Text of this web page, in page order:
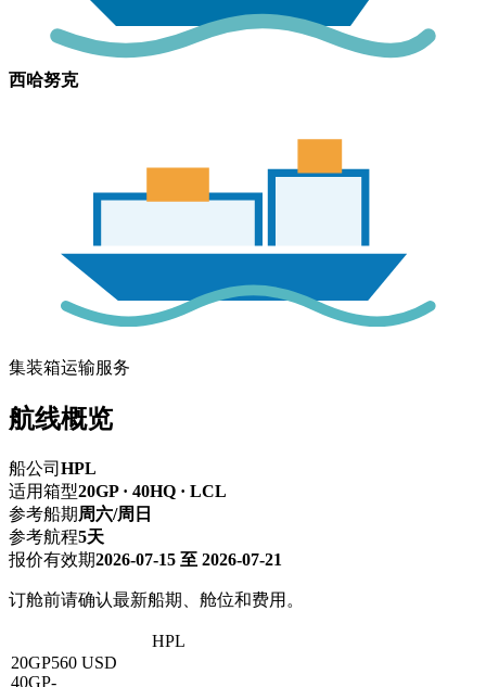
西哈努克
集装箱运输服务
航线概览
船公司 HPL
适用箱型20GP · 40HQ · LCL
参考船期 周六/周日
参考航程5天
报价有效期2026-07-15 至 2026-07-21
订舱前请确认最新船期、舱位和费用。
HPL
20GP560 USD
40GP-